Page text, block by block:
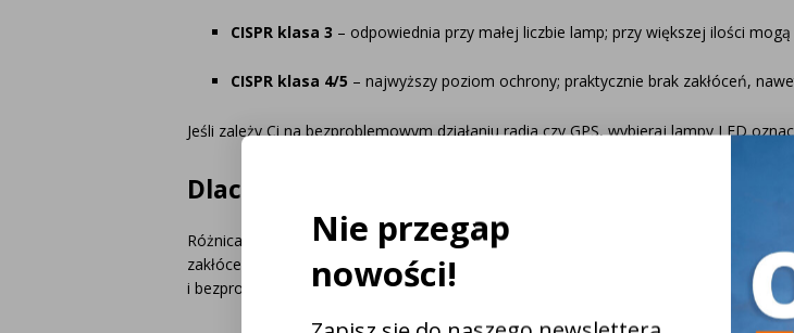
CISPR klasa 3 – odpowiednia przy małej liczbie lamp; przy większej ilości
CISPR klasa 4/5 – najwyższy poziom ochrony; praktycznie brak zakłóceń,
Jeśli zależy Ci na bezproblemowym działaniu radia czy GPS, wybieraj lampy LED
Dlaczego niektóre lampy są słabiej
Różnica tkwi w budowie płytki drukowanej i jakości użytych podzespołów. Tańsze
zakłóceń elektromagnetycznych. Lampy LED, które są dobrze zabezpieczone przed
i bezproblemowo, bez zakłóceń radia czy GPS.
Nie przegap
nowości!